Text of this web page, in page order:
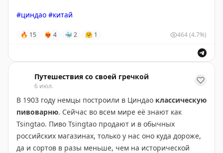
#циндао #китай
🔥 15 ❤‍🔥 4 🐳 2 🤗 1 464(4.7%)
Путешествия со своей гречкой
6 июл.
В 1903 году немцы построили в Циндао классическую
пивоварню. Сейчас во всем мире её знают как
Tsingtao. Пиво Tsingtao продают и в обычных
российских магазинах, только у нас оно куда дороже,
да и сортов в разы меньше, чем на исторической